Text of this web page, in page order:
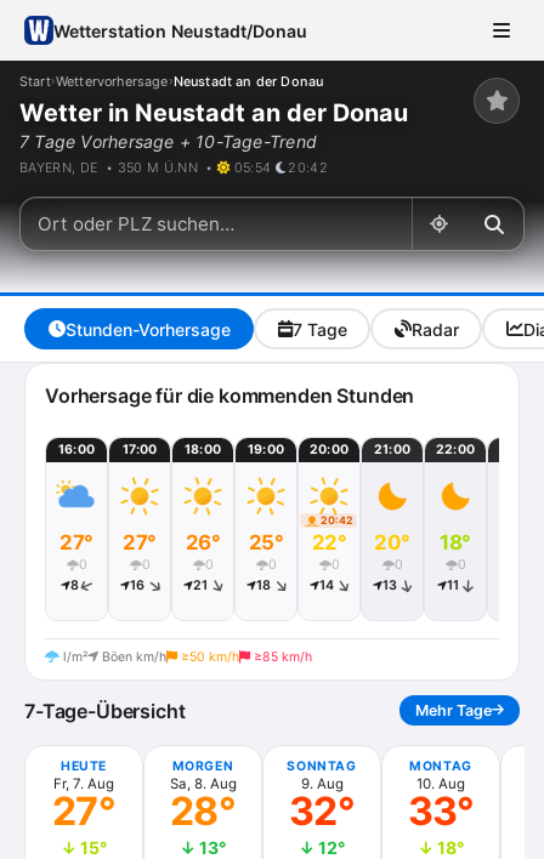
Wetterstation Neustadt/Donau
Start›Wettervorhersage›Neustadt an der Donau
Wetter in Neustadt an der Donau
7 Tage Vorhersage + 10-Tage-Trend
BAYERN, DE • 350 M Ü.NN • 05:54 20:42
Stunden-Vorhersage 7 Tage Radar
Vorhersage für die kommenden Stunden
16:00
27°
0
8
17:00
27°
0
16
18:00
26°
0
21
19:00
25°
0
18
20:00
20:42
22°
0
14
21:00
20°
0
13
22:00
18°
0
11
l/m² Böen km/h ≥50 km/h ≥85 km/h
7-Tage-Übersicht Mehr Tage
HEUTE
Fr, 7. Aug
27°
↓ 15°
MORGEN
Sa, 8. Aug
28°
↓ 13°
SONNTAG
9. Aug
32°
↓ 12°
MONTAG
10. Aug
33°
↓ 18°